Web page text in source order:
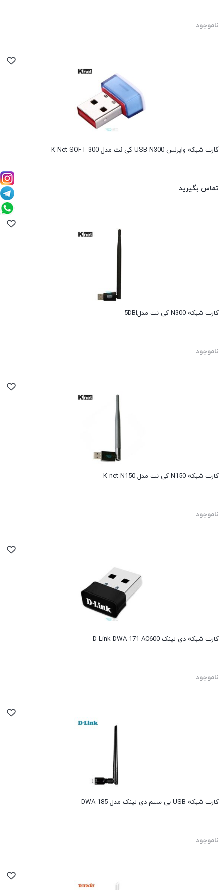
ناموجود
کارت شبکه وایرلس USB N300 کی نت مدل K-Net SOFT-300
تماس بگیرید
کارت شبکه N300 کی نت مدل5DBi
ناموجود
کارت شبکه N150 کی نت مدل K-net N150
ناموجود
کارت شبکه دی لینک D-Link DWA-171 AC600
ناموجود
کارت شبکه USB بی سیم دی لینک مدل DWA-185
ناموجود